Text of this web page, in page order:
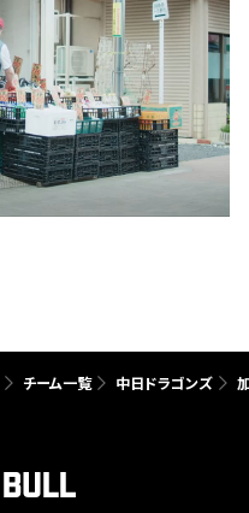
チーム一覧 中日ドラゴンズ